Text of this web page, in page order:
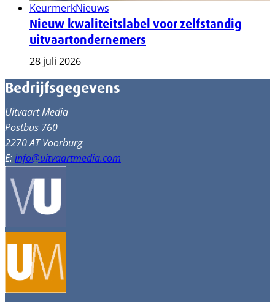
KeurmerkNieuws
Nieuw kwaliteitslabel voor zelfstandig
uitvaartondernemers
28 juli 2026
Bedrijfsgegevens
Uitvaart Media
Postbus 760
2270 AT Voorburg
E:info@uitvaartmedia.com